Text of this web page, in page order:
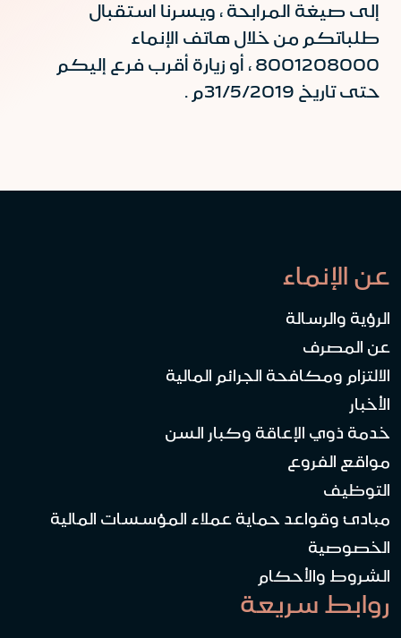
إلى صيغة المرابحة ، ويسرنا استقبال
طلباتكم من خلال هاتف الإنماء
8001208000 ، أو زيارة أقرب فرع إليكم
حتى تاريخ 31/5/2019م .
عن الإنماء
الرؤية والرسالة
عن المصرف
الالتزام ومكافحة الجرائم المالية
الأخبار
خدمة ذوي الإعاقة وكبار السن
مواقع الفروع
التوظيف
مبادئ وقواعد حماية عملاء المؤسسات المالية
الخصوصية
الشروط والأحكام
روابط سريعة